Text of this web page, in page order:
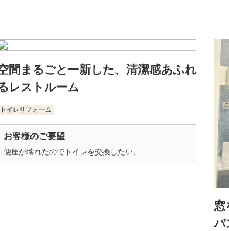
間まるごと一新した、清潔感あふれ
レストルーム
トイレリフォーム
お客様のご要望
便座が壊れたのでトイレを交換したい。
窓
バ